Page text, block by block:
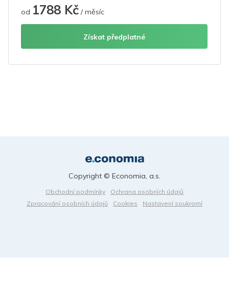
od 1788 Kč / měsíc
Získat předplatné
Obchodní podmínky
Ochrana osobních údajů
Zpracování osobních údajů
Cookies Nastavení soukromí
Copyright © Economia, a.s.